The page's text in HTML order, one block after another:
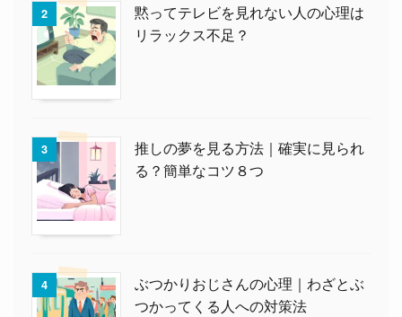
2
黙ってテレビを見れない人の心理は
リラックス不足？
3
推しの夢を見る方法｜確実に見られ
る？簡単なコツ８つ
4
ぶつかりおじさんの心理｜わざとぶ
つかってくる人への対策法